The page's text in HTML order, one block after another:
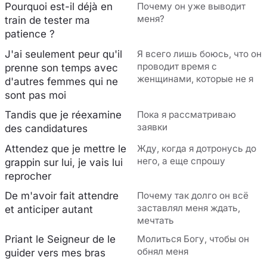
Pourquoi est-il déjà en
train de tester ma
patience ?
Почему он уже выводит
меня?
J'ai seulement peur qu'il
prenne son temps avec
d'autres femmes qui ne
sont pas moi
Я всего лишь боюсь, что он
проводит время с
женщинами, которые не я
Tandis que je réexamine
des candidatures
Пока я рассматриваю
заявки
Attendez que je mettre le
grappin sur lui, je vais lui
reprocher
Жду, когда я дотронусь до
него, а еще спрошу
De m'avoir fait attendre
et anticiper autant
Почему так долго он всё
заставлял меня ждать,
мечтать
Priant le Seigneur de le
guider vers mes bras
Молиться Богу, чтобы он
обнял меня